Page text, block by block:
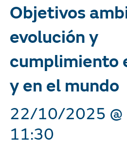
Objetivos
evolución y
cumplimiento
y en el mundo
22/10/2025 @
11:30